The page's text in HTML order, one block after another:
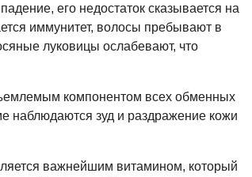
его недостаток сказывается на
иммунитет, волосы пребывают в
луковицы ослабевают, что
компонентом всех обменных
наблюдаются зуд и раздражение кожи
важнейшим витамином, который